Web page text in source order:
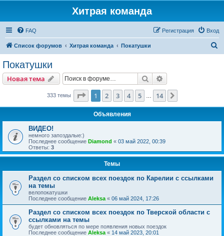
Хитрая команда
FAQ Вход
Регистрация
Список форумов Хитрая команда Покатушки
Покатушки
Новая тема Поиск
333 темы Страница из 14
1 2 3 4 5 14
Объявления
ВИДЕО!
немного запоздалые:)
Последнее сообщение Diamond « 03 май 2022, 00:39
Ответы: 3
Темы
Раздел со списком всех поездок по Карелии с ссылками
на темы
велопокатушки
Последнее сообщение Aleksa « 06 май 2024, 17:26
Раздел со списком всех поездок по Тверской области с
ссылками на темы
будет обновляться по мере появления новых поездок
Последнее сообщение Aleksa « 14 май 2023, 20:01